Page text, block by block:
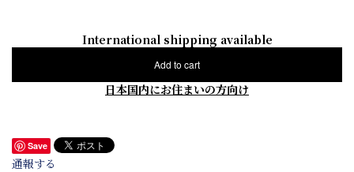
International shipping available
Add to cart
日本国内にお住まいの方向け
Save
通報する